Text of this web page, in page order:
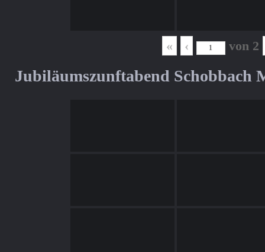
« ‹ von 2
Jubiläumszunftabend Schobbach